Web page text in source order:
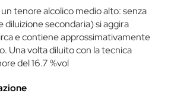
tenore alcolico medio alto: senza
diluizione secondaria) si aggira
e contiene approssimativamente
Una volta diluito con la tecnica
del 16.7 %vol